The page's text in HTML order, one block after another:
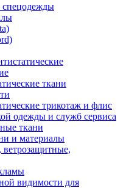
спецодежды
ткани
трикотаж и флис
одежды и служб сервиса
ткани
и материалы
видимости для